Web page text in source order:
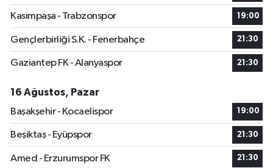
Kasımpaşa - Trabzonspor 19:00
Gençlerbirliği S.K. - Fenerbahçe 21:30
Gaziantep FK - Alanyaspor 21:30
16 Ağustos, Pazar
Başakşehir - Kocaelispor
19:00
Beşiktaş - Eyüpspor 21:30
Amed - Erzurumspor FK 21:30